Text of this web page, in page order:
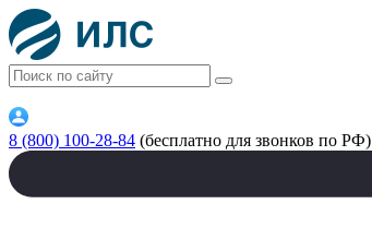
8 (800) 100-28-84 (бесплатно для звонков по РФ)